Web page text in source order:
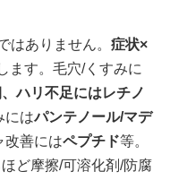
はありません。 症状×
ます。毛穴/くすみに
ハリ不足にはレチノ
にはパンテノール/マデ
改善にはペプチド等。
ど摩擦/可溶化剤/防腐